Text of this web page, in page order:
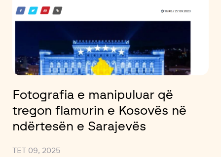
Fotografia e manipuluar që
tregon flamurin e Kosovës në
ndërtesën e Sarajevës
TET 09, 2025